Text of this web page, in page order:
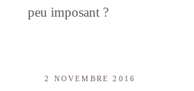
peu imposant ?
2 NOVEMBRE 2016